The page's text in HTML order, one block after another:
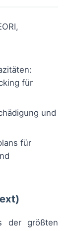
für
und
für
der größten